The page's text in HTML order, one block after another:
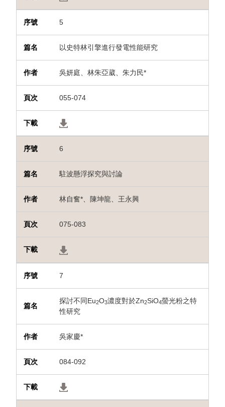
5
以史特林引擎進行發電性能研究
吳妍庭、林朱亞葳、朱力民*
055-074
6
駐波懸浮探究與討論
林自奮*、陳坤龍、王永興
075-083
7
探討不同Eu2O3濃度對於Zn2SiO4螢光粉之特
性研究
吳家慶*
084-092